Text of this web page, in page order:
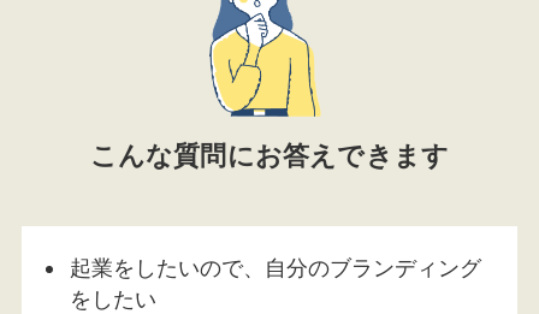
こんな質問にお答えできます
起業をしたいので、自分のブランディング
をしたい